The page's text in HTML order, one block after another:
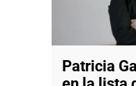
Patricia